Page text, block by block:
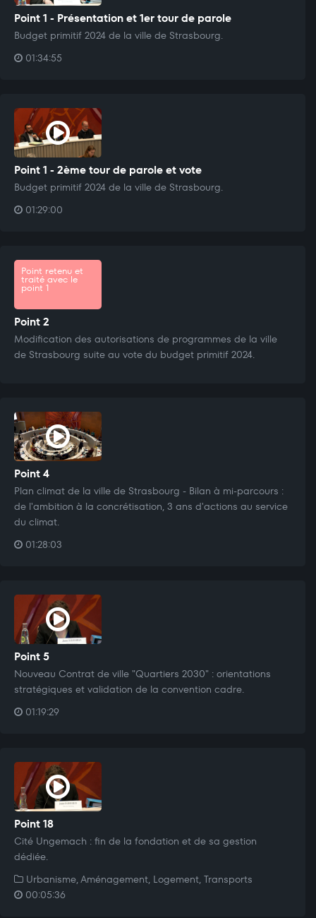
Point 1 - Présentation et 1er tour de parole
Budget primitif 2024 de la ville de Strasbourg.
01:34:55
Point 1 - 2ème tour de parole et vote
Budget primitif 2024 de la ville de Strasbourg.
01:29:00
Point retenu et
traité avec le
point 1
Point 2
Modification des autorisations de programmes de la ville
de Strasbourg suite au vote du budget primitif 2024.
Point 4
Plan climat de la ville de Strasbourg - Bilan à mi-parcours :
de l'ambition à la concrétisation, 3 ans d'actions au service
du climat.
01:28:03
Point 5
Nouveau Contrat de ville "Quartiers 2030" : orientations
stratégiques et validation de la convention cadre.
01:19:29
Point 18
Cité Ungemach : fin de la fondation et de sa gestion
dédiée.
Urbanisme, Aménagement, Logement, Transports
00:05:36